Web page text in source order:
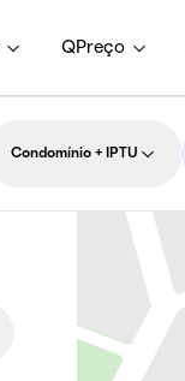
QPreço
Condomínio + IPTU